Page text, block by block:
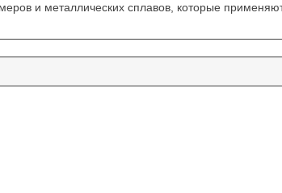
и металлических сплавов, которые